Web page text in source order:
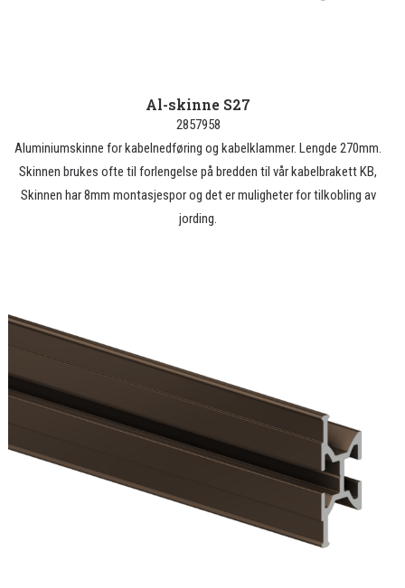
Al-skinne S27
2857958
Aluminiumskinne for kabelnedføring og kabelklammer. Lengde 270mm.
Skinnen brukes ofte til forlengelse på bredden til vår kabelbrakett KB,
Skinnen har 8mm montasjespor og det er muligheter for tilkobling av
jording.